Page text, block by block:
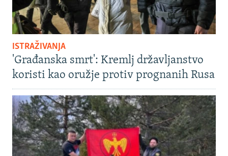
ISTRAŽIVANJA
'Građanska smrt': Kremlj državljanstvo
koristi kao oružje protiv prognanih Rusa